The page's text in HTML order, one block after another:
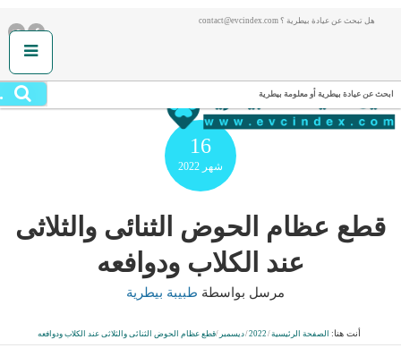
هل تبحث عن عيادة بيطرية ؟ contact@evcindex.com
ابحث عن عيادة بيطرية أو معلومة بيطرية
16
شهر 2022
قطع عظام الحوض الثنائى والثلاثى
عند الكلاب ودوافعه
مرسل بواسطة طبيبة بيطرية
أنت هنا: الصفحة الرئيسية/
2022
/ديسمبر /قطع عظام الحوض الثنائى والثلاثى عند الكلاب ودوافعه